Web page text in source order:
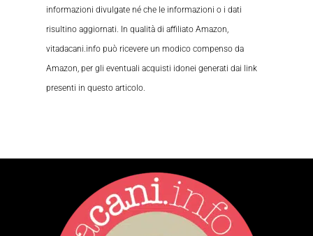
informazioni divulgate né che le informazioni o i dati
risultino aggiornati. In qualità di affiliato Amazon,
vitadacani.info può ricevere un modico compenso da
Amazon, per gli eventuali acquisti idonei generati dai link
presenti in questo articolo.